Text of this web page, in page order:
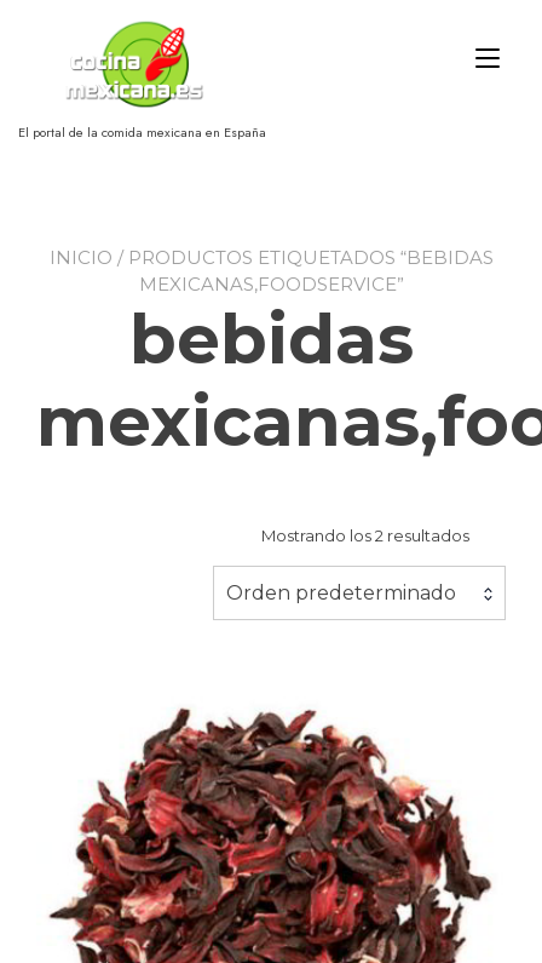
contenido
El portal de la comida mexicana en España
INICIO / PRODUCTOS ETIQUETADOS “BEBIDAS
MEXICANAS,FOODSERVICE”
bebidas
Mostrando los 2 resultados
Orden predeterminado